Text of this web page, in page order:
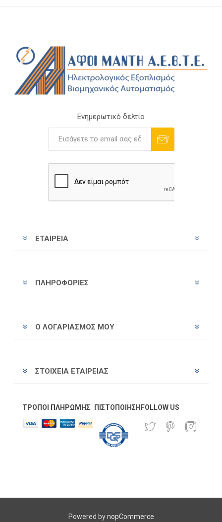
Ενημερωτικό δελτίο
ΕΤΑΙΡΕΊΑ
ΠΛΗΡΟΦΟΡΊΕΣ
Ο ΛΟΓΑΡΙΑΣΜΌΣ ΜΟΥ
ΣΤΟΙΧΕΊΑ ΕΤΑΙΡΕΊΑΣ
ΤΡΌΠΟΙ ΠΛΗΡΩΜΉΣ ΠΙΣΤΟΠΟΊΗΣΗ FOLLOW US
Powered bynopCommerce